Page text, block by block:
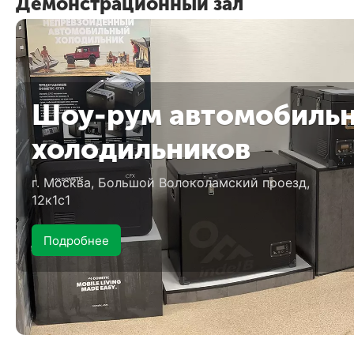
Шоу-рум
холодильников
г. Москва, Большой Волоколамский проезд,
12к1с1
Подробнее